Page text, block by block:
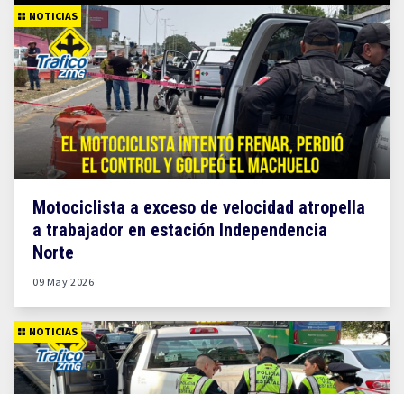
NOTICIAS
Motociclista a exceso de velocidad atropella
a trabajador en estación Independencia
Norte
09 May 2026
NOTICIAS